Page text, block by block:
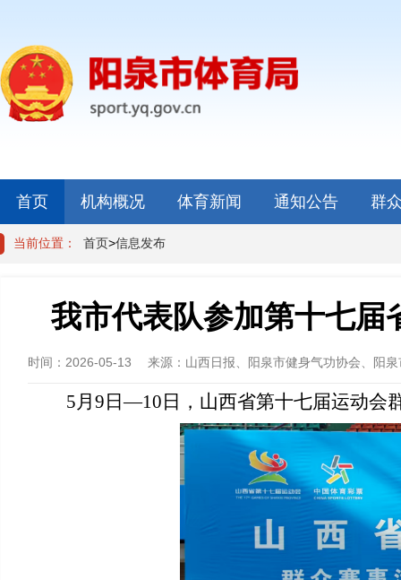
首页 机构概况 体育新闻 通知公告 群
当前位置： 首页>信息发布
我市代表队参加第十七届
时间： 2026-05-13 来源： 山西日报、阳泉市健身气功协会、阳
5月9日—10日，山西省第十七届运动会